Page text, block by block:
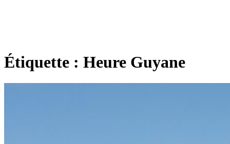
Étiquette : Heure Guyane